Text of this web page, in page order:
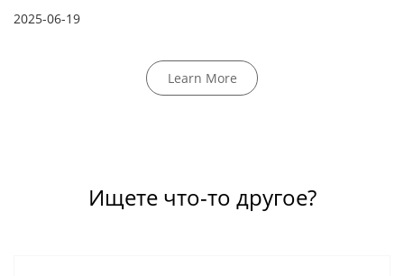
2025-06-19
Learn More
Ищете что-то другое?